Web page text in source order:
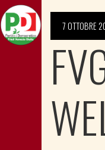
7 OTTOBRE